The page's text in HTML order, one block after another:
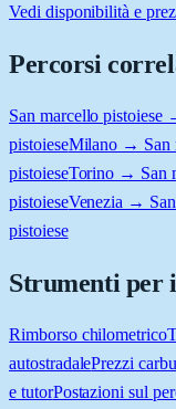
Vedi disponibilità e
Percorsi
San marcello pistoiese
pistoieseMilano → San
pistoieseTorino → San
pistoieseVenezia →
pistoiese
Strumenti per
Rimborso chilometrico
autostradalePrezzi
e tutorPostazioni sul